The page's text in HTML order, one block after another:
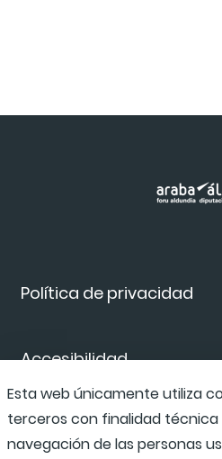
Política de privacidad
Accesibilidad
Canal de denuncias
Esta web únicamente utiliza
terceros con finalidad técnica
navegación de las personas